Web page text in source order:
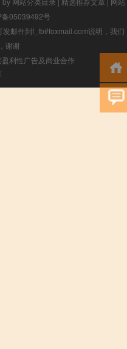
备05039492号
邮件到f_fb#foxmail.com说明，我们
谢谢
利性广告及商业合作